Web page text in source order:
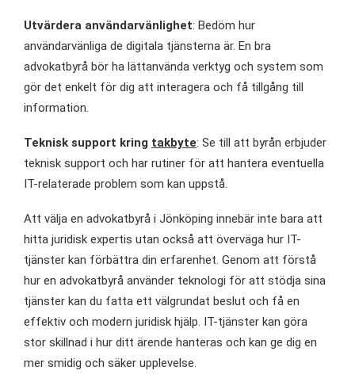
Utvärdera användarvänlighet: Bedöm hur
användarvänliga de digitala tjänsterna är. En bra
advokatbyrå bör ha lättanvända verktyg och system som
gör det enkelt för dig att interagera och få tillgång till
information.
Teknisk support kring takbyte: Se till att byrån erbjuder
teknisk support och har rutiner för att hantera eventuella
IT-relaterade problem som kan uppstå.
Att välja en advokatbyrå i Jönköping innebär inte bara att
hitta juridisk expertis utan också att överväga hur IT-
tjänster kan förbättra din erfarenhet. Genom att förstå
hur en advokatbyrå använder teknologi för att stödja sina
tjänster kan du fatta ett välgrundat beslut och få en
effektiv och modern juridisk hjälp. IT-tjänster kan göra
stor skillnad i hur ditt ärende hanteras och kan ge dig en
mer smidig och säker upplevelse.